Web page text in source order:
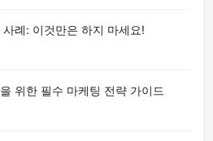
례: 이것만은 하지 마세요!
위한 필수 마케팅 전략 가이드